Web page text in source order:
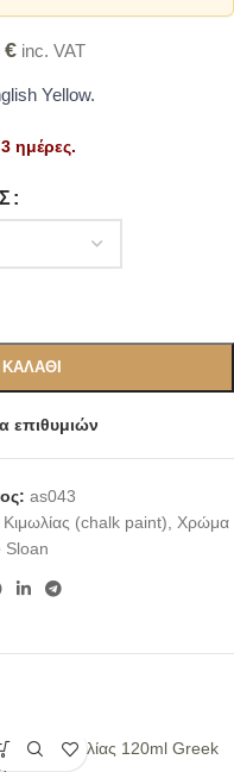
€inc. VAT
Yellow.
ημέρες.
επιθυμιών
as043
(chalk paint)
Χρώμα
Sloan